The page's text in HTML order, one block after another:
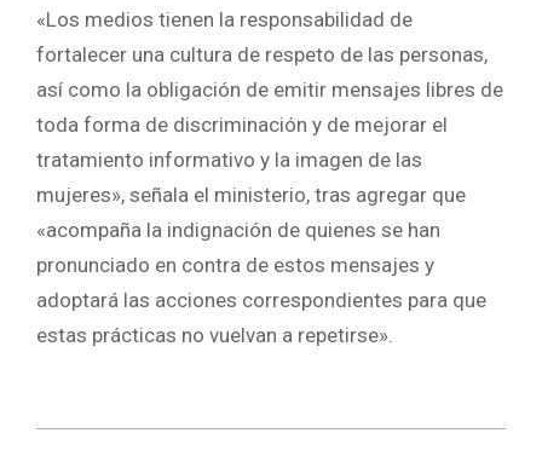
«Los medios tienen la responsabilidad de
fortalecer una cultura de respeto de las personas,
así como la obligación de emitir mensajes libres de
toda forma de discriminación y de mejorar el
tratamiento informativo y la imagen de las
mujeres», señala el ministerio, tras agregar que
«acompaña la indignación de quienes se han
pronunciado en contra de estos mensajes y
adoptará las acciones correspondientes para que
estas prácticas no vuelvan a repetirse».